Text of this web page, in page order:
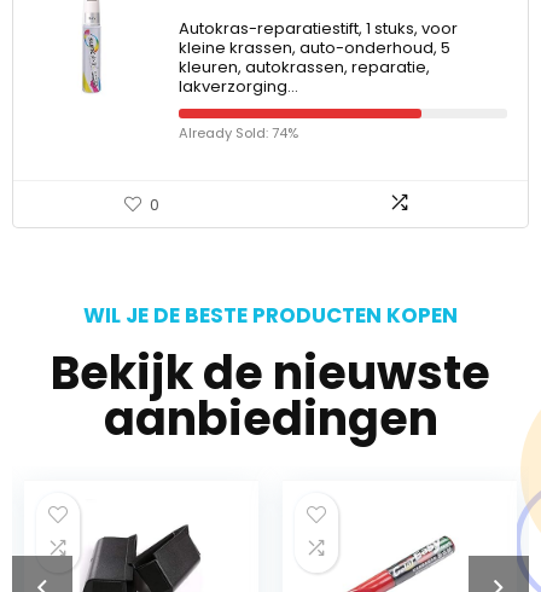
Autokras-reparatiestift, 1 stuks, voor
kleine krassen, auto-onderhoud, 5
kleuren, autokrassen, reparatie,
lakverzorging…
Already Sold: 74%
0
WIL JE DE BESTE PRODUCTEN KOPEN
Bekijk de nieuwste
aanbiedingen